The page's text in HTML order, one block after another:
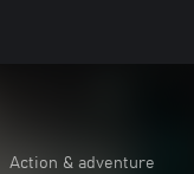
Action & adventure